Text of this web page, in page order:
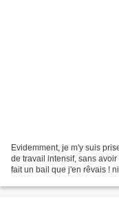
Evidemment, je m'y suis
de travail intensif, sans
fait un bail que j'en rêvais !